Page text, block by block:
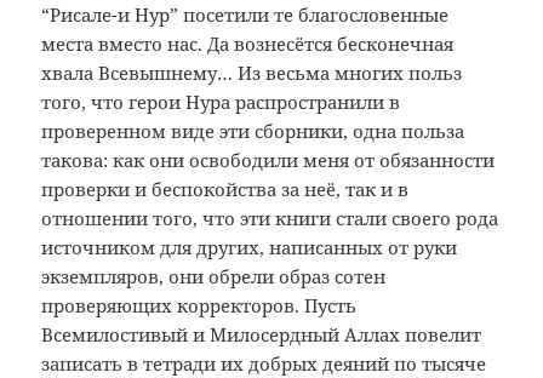
“Рисале-и Нур” посетили те благословенные
места вместо нас. Да вознесётся бесконечная
хвала Всевышнему… Из весьма многих польз
того, что герои Нура распространили в
проверенном виде эти сборники, одна польза
такова: как они освободили меня от обязанности
проверки и беспокойства за неё, так и в
отношении того, что эти книги стали своего рода
источником для других, написанных от руки
экземпляров, они обрели образ сотен
проверяющих корректоров. Пусть
Всемилостивый и Милосердный Аллах повелит
записать в тетради их добрых деяний по тысяче